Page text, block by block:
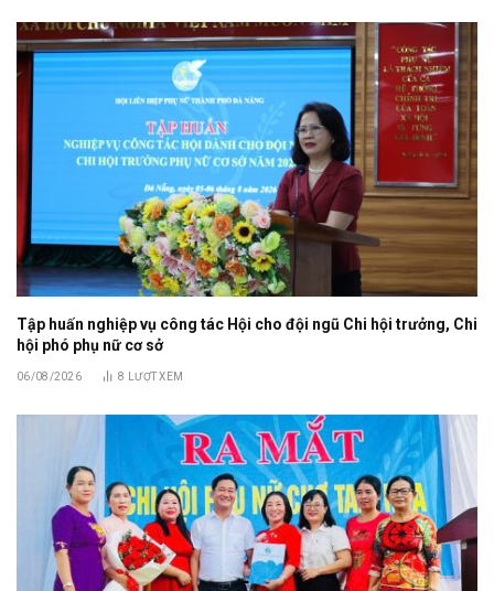
Tập huấn nghiệp vụ công tác Hội cho đội ngũ Chi hội trưởng, Chi
hội phó phụ nữ cơ sở
06/08/2026 8 LƯỢT XEM